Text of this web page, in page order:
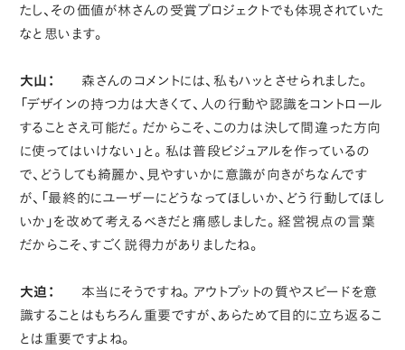
たし、その価値が林さんの受賞プロジェクトでも体現されていた
なと思います。
大山：
森さんのコメントには、私もハッとさせられました。
「デザインの持つ力は大きくて、人の行動や認識をコントロール
することさえ可能だ。だからこそ、この力は決して間違った方向
に使ってはいけない」と。私は普段ビジュアルを作っているの
で、どうしても綺麗か、見やすいかに意識が向きがちなんです
が、「最終的にユーザーにどうなってほしいか、どう行動してほし
いか」を改めて考えるべきだと痛感しました。経営視点の言葉
だからこそ、すごく説得力がありましたね。
大迫：
本当にそうですね。アウトプットの質やスピードを意
識することはもちろん重要ですが、あらためて目的に立ち返るこ
とは重要ですよね。